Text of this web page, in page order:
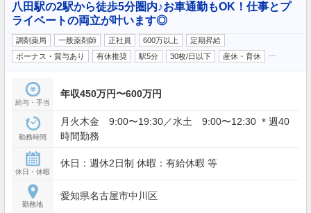
八田駅の2駅から徒歩5分圏内♪お車通勤もOK！仕事とプ
ライベートの両立が叶います◎
調剤薬局 一般薬剤師 正社員 600万以上
定期昇給
ボーナス・賞与あり
有休推奨 駅5分 30枚/日以下 産休・育休
給与・手当
年収450万円〜600万円
勤務時間
月火木金 9:00〜19:30／水土 9:00〜12:30 ＊週40
時間勤務
休日・休暇
休日：週休2日制 休暇：有給休暇 等
勤務地
愛知県名古屋市中川区